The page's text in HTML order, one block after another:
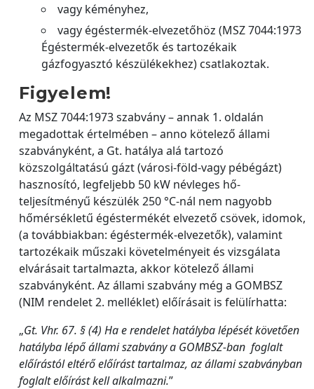
vagy kéményhez,
vagy égéstermék-elvezetőhöz (MSZ 7044:1973
Égéstermék-elvezetők és tartozékaik
gázfogyasztó készülékekhez) csatlakoztak.
Figyelem!
Az MSZ 7044:1973 szabvány – annak 1. oldalán
megadottak értelmében – anno kötelező állami
szabványként, a Gt. hatálya alá tartozó
közszolgáltatású gázt (városi-föld-vagy pébégázt)
hasznosító, legfeljebb 50 kW névleges hő-
teljesítményű készülék 250 °C-nál nem nagyobb
hőmérsékletű égéstermékét elvezető csövek, idomok,
(a továbbiakban: égéstermék-elvezetők), valamint
tartozékaik műszaki követelményeit és vizsgálata
elvárásait tartalmazta, akkor kötelező állami
szabványként. Az állami szabvány még a GOMBSZ
(NIM rendelet 2. melléklet) előírásait is felülírhatta:
„Gt. Vhr. 67. § (4) Ha e rendelet hatályba lépését követően
hatályba lépő állami szabvány a GOMBSZ-ban foglalt
előírástól eltérő előírást tartalmaz, az állami szabványban
foglalt előírást kell alkalmazni.”